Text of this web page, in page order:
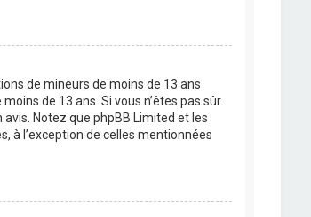
de mineurs de moins de 13 ans
de 13 ans. Si vous n’êtes pas sûr
Notez que phpBB Limited et les
à l’exception de celles mentionnées